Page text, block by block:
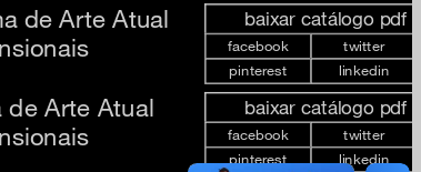
de Arte Atual baixar catálogo pdf
facebook
twitter
pinterest
linkedin
de Arte Atual baixar catálogo pdf
facebook
twitter
pinterest
linkedin